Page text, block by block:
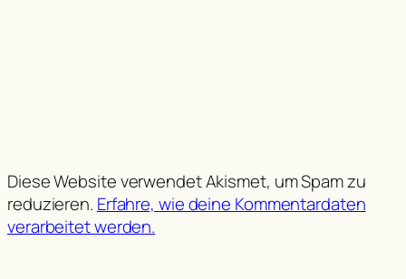
Diese Website verwendet Akismet, um Spam zu
reduzieren. Erfahre, wie deine Kommentardaten
verarbeitet werden.